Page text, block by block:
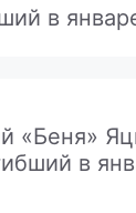
в
«Беня»
в